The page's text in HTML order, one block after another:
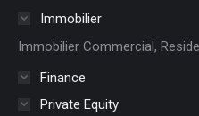
s'ouvre
nouvelle
fenêtre
Immobilier
Immobilier Commercial,
Finance
Private Equity